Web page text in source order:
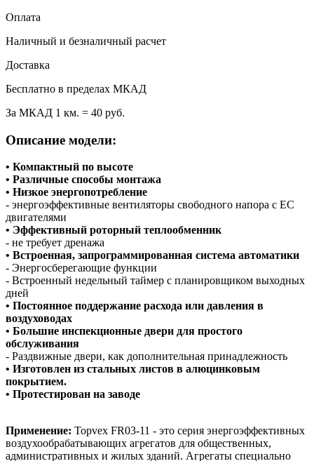
Оплата
Наличный и безналичный расчет
Доставка
Бесплатно в пределах МКАД
За МКАД 1 км. = 40 руб.
Описание модели:
• Компактный по высоте
• Различные способы монтажа
• Низкое энергопотребление
- энергоэффективные вентиляторы свободного напора с ЕС
двигателями
• Эффективный роторный теплообменник
- не требует дренажа
• Встроенная, запрограммированная система автоматики
- Энергосберегающие функции
- Встроенный недельный таймер с планировщиком выходных
дней
• Постоянное поддержание расхода или давления в
воздуховодах
• Большие инспекционные двери для простого
обслуживания
- Раздвижные двери, как дополнительная принадлежность
• Изготовлен из стальных листов в алюцинковым
покрытием.
• Протестирован на заводе
Применение: Topvex FR03-11 - это серия энергоэффективных
воздухообрабатывающих агрегатов для общественных,
административных и жилых зданий. Агрегаты специально